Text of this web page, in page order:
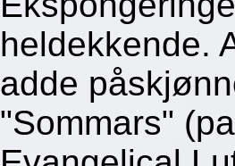
heldekkende.
adde
"Sommars"